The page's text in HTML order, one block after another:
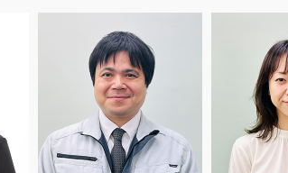
エステティシャンの仕事は
寄り添えることが魅力です。
が、施術を通じて少しずつ自
るたび、この仕事の素晴らし
変化します。だからこそ常
たケアを提供できるよう努め